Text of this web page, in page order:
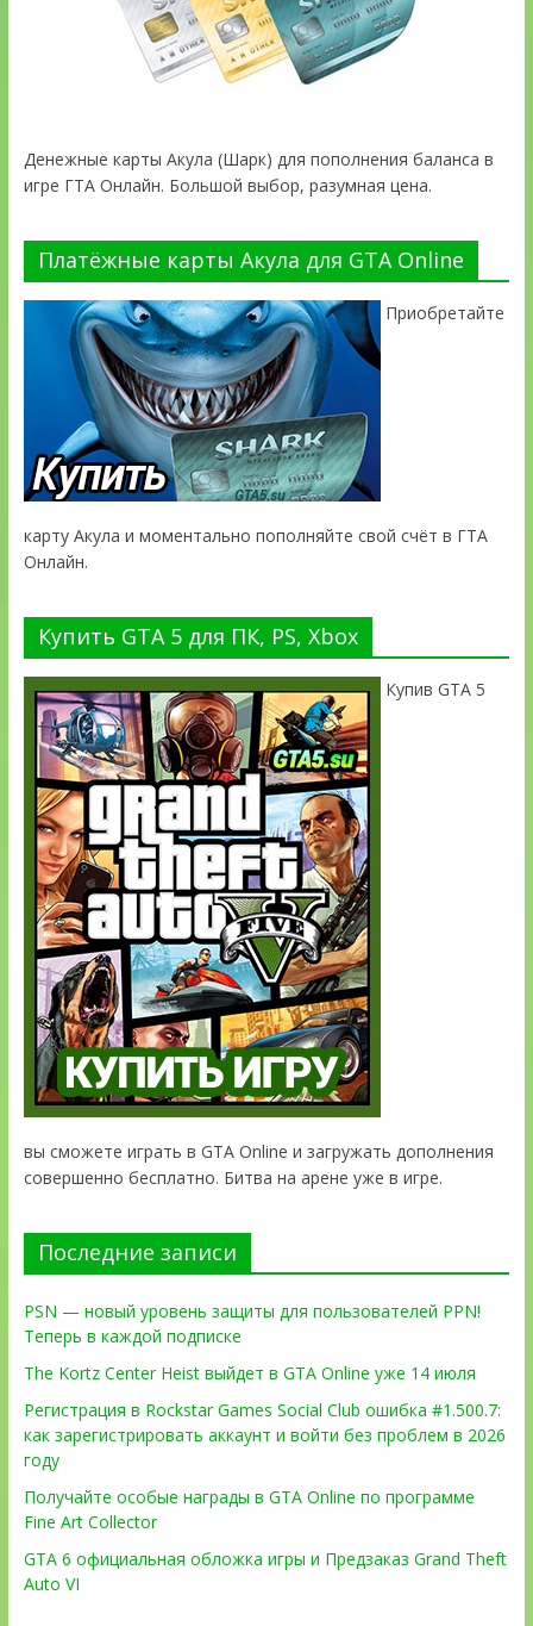
Денежные карты Акула (Шарк) для пополнения баланса в
игре ГТА Онлайн. Большой выбор, разумная цена.
Платёжные карты Акула для GTA Online
Приобретайте
карту Акула и моментально пополняйте свой счёт в ГТА
Онлайн.
Купить GTA 5 для ПК, PS, Xbox
Купив GTA 5
вы сможете играть в GTA Online и загружать дополнения
совершенно бесплатно. Битва на арене уже в игре.
Последние записи
PSN — новый уровень защиты для пользователей PPN!
Теперь в каждой подписке
The Kortz Center Heist выйдет в GTA Online уже 14 июля
Регистрация в Rockstar Games Social Club ошибка #1.500.7:
как зарегистрировать аккаунт и войти без проблем в 2026
году
Получайте особые награды в GTA Online по программе
Fine Art Collector
GTA 6 официальная обложка игры и Предзаказ Grand Theft
Auto VI